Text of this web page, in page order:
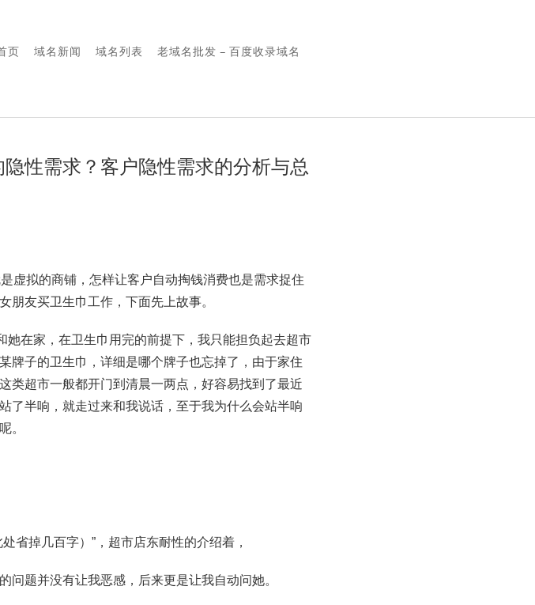
页 域名新闻 域名列表 老域名批发 – 百度收录域名
性需求？客户隐性需求的分析与总
虚拟的商铺，怎样让客户自动掏钱消费也是需求捉住
朋友买卫生巾工作，下面先上故事。
在家，在卫生巾用完的前提下，我只能担负起去超市
牌子的卫生巾，详细是哪个牌子也忘掉了，由于家住
类超市一般都开门到清晨一两点，好容易找到了最近
了半响，就走过来和我说话，至于我为什么会站半响
。
掉几百字）”，超市店东耐性的介绍着，
问题并没有让我恶感，后来更是让我自动问她。